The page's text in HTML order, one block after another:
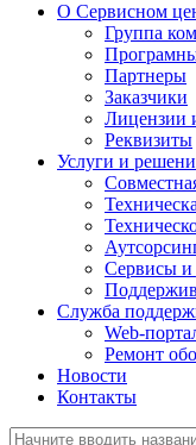
О Сервисном
Группа
Партнеры
Заказчики
Лицензии
Реквизиты
Услуги и
Сервисы и
Служба
Web-
Ремонт
Новости
Контакты